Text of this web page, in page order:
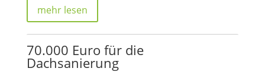
mehr lesen
70.000 Euro für die
Dachsanierung